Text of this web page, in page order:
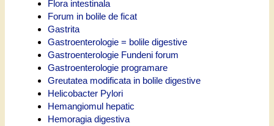
Flora intestinala
Forum in bolile de ficat
Gastrita
Gastroenterologie = bolile digestive
Gastroenterologie Fundeni forum
Gastroenterologie programare
Greutatea modificata in bolile digestive
Helicobacter Pylori
Hemangiomul hepatic
Hemoragia digestiva